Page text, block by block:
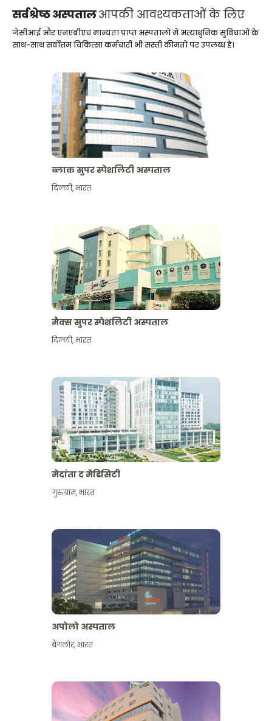
सर्वश्रेष्ठ अस्पतालआपकी आवश्यकताओं के लिए
जेसीआई और एनएबीएच मान्यता प्राप्त अस्पतालों में अत्याधुनिक सुविधाओं के
साथ-साथ सर्वोत्तम चिकित्सा कर्मचारी भी सस्ती कीमतों पर उपलब्ध हैं।
ब्लाक सुपर स्पेशलिटी अस्पताल
दिल्ली,भारत
मैक्स सुपर स्पेशलिटी अस्पताल
दिल्ली,भारत
मेदांता द मेडिसिटी
गुरुग्राम,भारत
अपोलो अस्पताल
बैंगलोर,भारत